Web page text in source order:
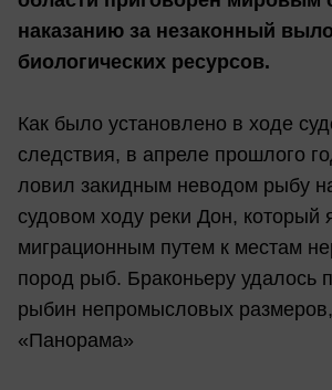
наказанию за незаконный
биологических ресурсов.
Как было установлено в ходе
следствия, в апреле прошлого
ловил закидным неводом рыбу
судовом ходу реки Дон, который
миграционным путем к местам
пород рыб. Браконьеру удалось
рыбин непромысловых
«Панорама»